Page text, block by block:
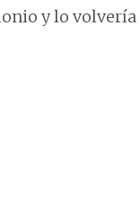
y lo volvería